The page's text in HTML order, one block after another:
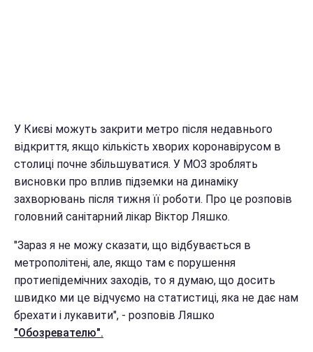
У Києві можуть закрити метро після недавнього
відкриття, якщо кількість хворих коронавірусом в
столиці почне збільшуватися. У МОЗ зроблять
висновки про вплив підземки на динаміку
захворювань після тижня її роботи. Про це розповів
головний санітарний лікар Віктор Ляшко.
"Зараз я не можу сказати, що відбувається в
метрополітені, але, якщо там є порушення
протиепідемічних заходів, то я думаю, що досить
швидко ми це відчуємо на статистиці, яка не дає нам
брехати і лукавити", - розповів Ляшко
"Обозревателю".